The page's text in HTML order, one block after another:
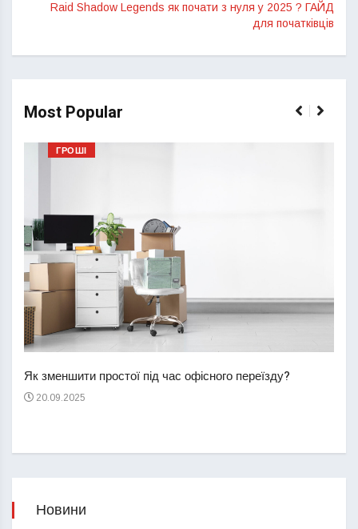
Raid Shadow Legends як почати з нуля у 2025 ? ГАЙД
для початківців
Most Popular
ГРОШІ
Як зменшити простої під час офісного переїзду?
20.09.2025
Новини